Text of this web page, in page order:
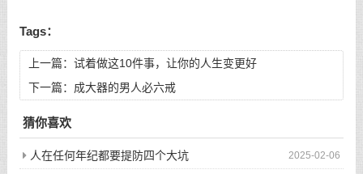
Tags：
上一篇： 试着做这10件事，让你的人生变更好
下一篇： 成大器的男人必六戒
猜你喜欢
2025-02-06
人在任何年纪都要提防四个大坑